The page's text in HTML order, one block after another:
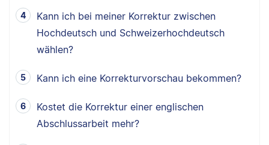
Kann ich bei meiner Korrektur zwischen
Hochdeutsch und Schweizerhochdeutsch
wählen?
Kann ich eine Korrekturvorschau bekommen?
Kostet die Korrektur einer englischen
Abschlussarbeit mehr?